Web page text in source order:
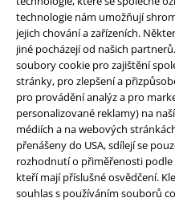
technologie nám umožňují
jejich chování a zařízeních.
jiné pocházejí od našich
soubory cookie pro zajištění
stránky, pro zlepšení a
pro provádění analýz a pro
personalizované reklamy) na
médiích a na webových
přenášeny do USA, sdílejí se
rozhodnutí o přiměřenosti
kteří mají příslušné osvědčení.
souhlas s používáním souborů
A Warner